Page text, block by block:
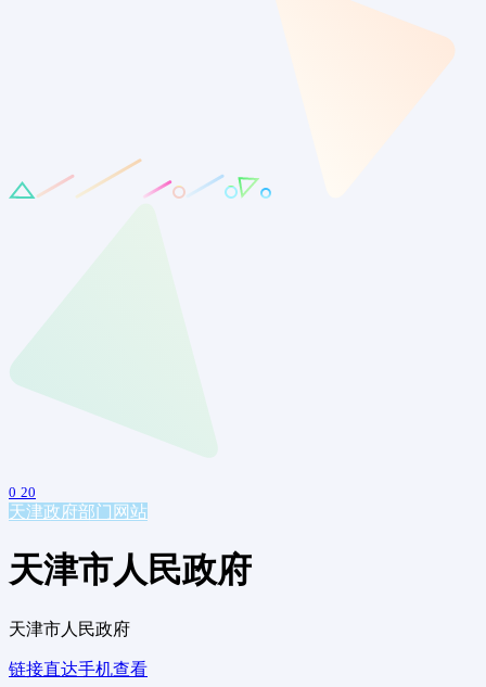
0 20
天津政府部门网站
天津市人民政府
天津市人民政府
链接直达手机查看